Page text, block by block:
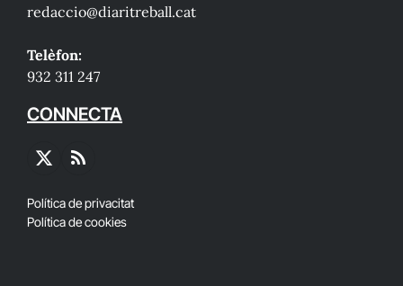
redaccio@diaritreball.cat
Telèfon:
932 311 247
CONNECTA
X
RSS
Política de privacitat
Política de cookies